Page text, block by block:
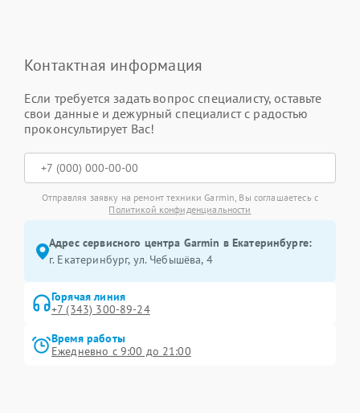
Контактная информация
Если требуется задать вопрос специалисту, оставьте
свои данные и дежурный специалист с радостью
проконсультирует Вас!
Отправляя заявку на ремонт техники Garmin, Вы соглашаетесь с
Политикой конфиденциальности
Адрес сервисного центра Garmin в Екатеринбурге:
г. Екатеринбург, ул. Чебышёва, 4
Горячая линия
+7 (343) 300-89-24
Время работы
Ежедневно с 9:00 до 21:00